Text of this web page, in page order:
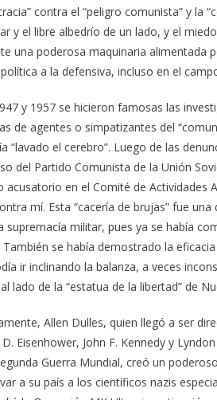
contra el “peligro comunista” y la
y el libre albedrío de un lado, y el
una poderosa maquinaria alimentada
a la defensiva, incluso en el
y 1957 se hicieron famosas las
de agentes o simpatizantes del
“lavado el cerebro”. Luego de las
del Partido Comunista de la Unión
acusatorio en el Comité de Actividades
mí. Esta “cacería de brujas” fue
supremacía militar, pues ya se había
También se había demostrado la
ir inclinando la balanza, a veces
lado de la “estatua de la libertad” de
Allen Dulles, quien llegó a ser
Eisenhower, John F. Kennedy y
Guerra Mundial, creó un
a su país a los científicos nazis